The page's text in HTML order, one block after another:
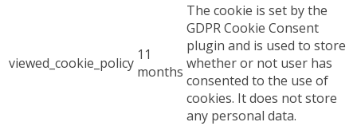
viewed_cookie_policy 11
months
The cookie is set by the
GDPR Cookie Consent
plugin and is used to store
whether or not user has
consented to the use of
cookies. It does not store
any personal data.